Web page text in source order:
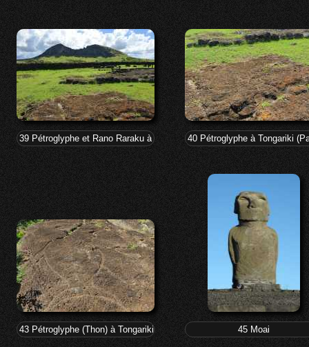
39 Pétroglyphe et Rano Raraku à Tongariki40 Pétroglyphe à Tongariki
43 Pétroglyphe (Thon) à Tongariki (Papa Tataku Poki) 45 Moai